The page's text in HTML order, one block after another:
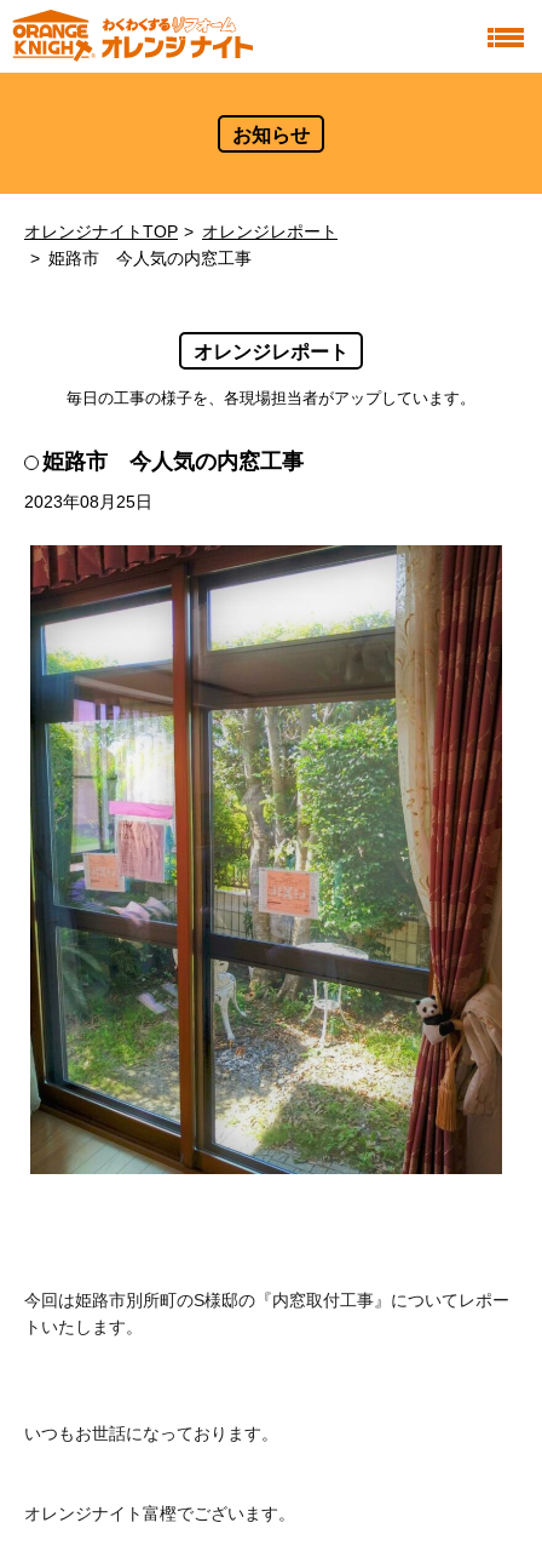
お知らせ
オレンジナイトTOP
オレンジレポート
姫路市 今人気の内窓工事
オレンジレポート
毎日の工事の様子を、各現場担当者がアップしています。
姫路市 今人気の内窓工事
2023年08月25日
今回は姫路市別所町のS様邸の『内窓取付工事』についてレポー
トいたします。
いつもお世話になっております。
オレンジナイト富樫でございます。